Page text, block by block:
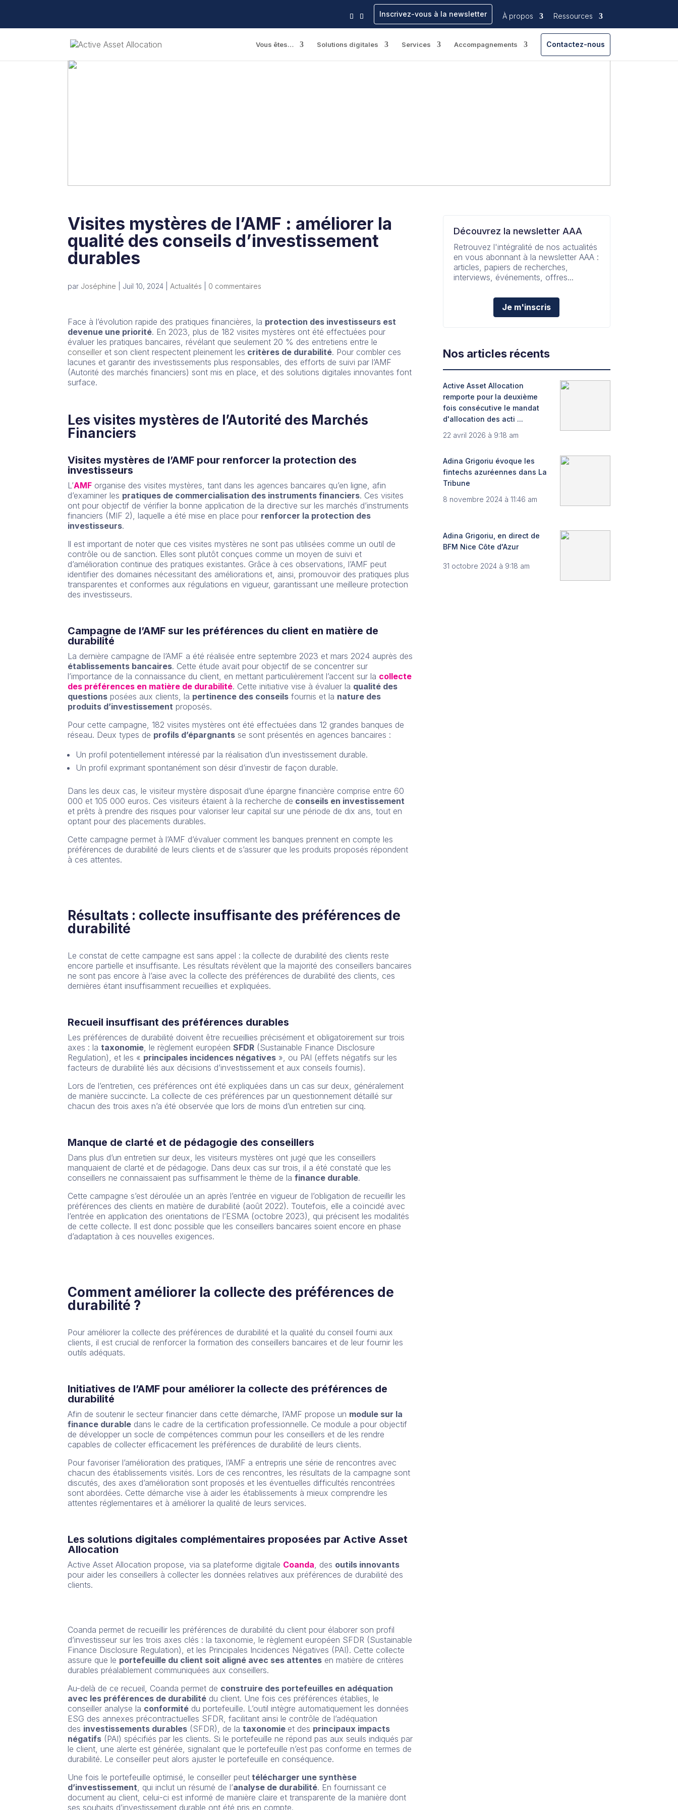
Inscrivez-vous à la newsletter À propos Ressources
Vous êtes… Solutions digitales Services Accompagnements Contactez-nous
Visites mystères de l’AMF : améliorer la
qualité des conseils d’investissement
durables
par Joséphine Juil 10, 2024 Actualités 0 commentaires
Face à l’évolution rapide des pratiques financières, la protection des investisseurs est
devenue une priorité. En 2023, plus de 182 visites mystères ont été effectuées pour
évaluer les pratiques bancaires, révélant que seulement 20 % des entretiens entre le
conseiller et son client respectent pleinement les critères de durabilité. Pour combler ces
lacunes et garantir des investissements plus responsables, des efforts de suivi par l’AMF
(Autorité des marchés financiers) sont mis en place, et des solutions digitales innovantes font
surface.
Les visites mystères de l’Autorité des Marchés
Financiers
Visites mystères de l’AMF pour renforcer la protection des
investisseurs
L’AMF organise des visites mystères, tant dans les agences bancaires qu’en ligne, afin
d’examiner les pratiques de commercialisation des instruments financiers. Ces visites
ont pour objectif de vérifier la bonne application de la directive sur les marchés d’instruments
financiers (MIF 2), laquelle a été mise en place pour renforcer la protection des
investisseurs.
Il est important de noter que ces visites mystères ne sont pas utilisées comme un outil de
contrôle ou de sanction. Elles sont plutôt conçues comme un moyen de suivi et
d’amélioration continue des pratiques existantes. Grâce à ces observations, l’AMF peut
identifier des domaines nécessitant des améliorations et, ainsi, promouvoir des pratiques plus
transparentes et conformes aux régulations en vigueur, garantissant une meilleure protection
des investisseurs.
Campagne de l’AMF sur les préférences du client en matière de
durabilité
La dernière campagne de l’AMF a été réalisée entre septembre 2023 et mars 2024 auprès des
établissements bancaires. Cette étude avait pour objectif de se concentrer sur
l’importance de la connaissance du client, en mettant particulièrement l’accent sur la collecte
des préférences en matière de durabilité. Cette initiative vise à évaluer la qualité des
questions posées aux clients, la pertinence des conseils fournis et la nature des
produits d’investissement proposés.
Pour cette campagne, 182 visites mystères ont été effectuées dans 12 grandes banques de
réseau. Deux types de profils d’épargnants se sont présentés en agences bancaires :
Un profil potentiellement intéressé par la réalisation d’un investissement durable.
Un profil exprimant spontanément son désir d’investir de façon durable.
Dans les deux cas, le visiteur mystère disposait d’une épargne financière comprise entre 60
000 et 105 000 euros. Ces visiteurs étaient à la recherche de conseils en investissement
et prêts à prendre des risques pour valoriser leur capital sur une période de dix ans, tout en
optant pour des placements durables.
Cette campagne permet à l’AMF d’évaluer comment les banques prennent en compte les
préférences de durabilité de leurs clients et de s’assurer que les produits proposés répondent
à ces attentes.
Résultats : collecte insuffisante des préférences de
durabilité
Le constat de cette campagne est sans appel : la collecte de durabilité des clients reste
encore partielle et insuffisante. Les résultats révèlent que la majorité des conseillers bancaires
ne sont pas encore à l’aise avec la collecte des préférences de durabilité des clients, ces
dernières étant insuffisamment recueillies et expliquées.
Recueil insuffisant des préférences durables
Les préférences de durabilité doivent être recueillies précisément et obligatoirement sur trois
axes : lataxonomie, le règlement européenSFDR (Sustainable Finance Disclosure
Regulation), et les « principales incidences négatives », ou PAI (effets négatifs sur les
facteurs de durabilité liés aux décisions d’investissement et aux conseils fournis).
Lors de l’entretien, ces préférences ont été expliquées dans un cas sur deux, généralement
de manière succincte. La collecte de ces préférences par un questionnement détaillé sur
chacun des trois axes n’a été observée que lors de moins d’un entretien sur cinq.
Manque de clarté et de pédagogie des conseillers
Dans plus d’un entretien sur deux, les visiteurs mystères ont jugé que les conseillers
manquaient de clarté et de pédagogie. Dans deux cas sur trois, il a été constaté que les
conseillers ne connaissaient pas suffisamment le thème de lafinance durable.
Cette campagne s’est déroulée un an après l’entrée en vigueur de l’obligation de recueillir les
préférences des clients en matière de durabilité (août 2022). Toutefois, elle a coïncidé avec
l’entrée en application des orientations de l’ESMA (octobre 2023), qui précisent les modalités
de cette collecte. Il est donc possible que les conseillers bancaires soient encore en phase
d’adaptation à ces nouvelles exigences.
Comment améliorer la collecte des préférences de
durabilité ?
Pour améliorer la collecte des préférences de durabilité et la qualité du conseil fourni aux
clients, il est crucial de renforcer la formation des conseillers bancaires et de leur fournir les
outils adéquats.
Initiatives de l’AMF pour améliorer la collecte des préférences de
durabilité
Afin de soutenir le secteur financier dans cette démarche, l’AMF propose un module sur la
finance durable dans le cadre de la certification professionnelle. Ce module a pour objectif
de développer un socle de compétences commun pour les conseillers et de les rendre
capables de collecter efficacement les préférences de durabilité de leurs clients.
Pour favoriser l’amélioration des pratiques, l’AMF a entrepris une série de rencontres avec
chacun des établissements visités. Lors de ces rencontres, les résultats de la campagne sont
discutés, des axes d’amélioration sont proposés et les éventuelles difficultés rencontrées
sont abordées. Cette démarche vise à aider les établissements à mieux comprendre les
attentes réglementaires et à améliorer la qualité de leurs services.
Les solutions digitales complémentaires proposées par Active Asset
Allocation
Active Asset Allocation propose, via sa plateforme digitale Coanda, des outils innovants
pour aider les conseillers à collecter les données relatives aux préférences de durabilité des
clients.
Coanda permet de recueillir les préférences de durabilité du client pour élaborer son profil
d’investisseur sur les trois axes clés : la taxonomie, le règlement européen SFDR (Sustainable
Finance Disclosure Regulation), et les Principales Incidences Négatives (PAI). Cette collecte
assure que le portefeuille du client soit aligné avec ses attentes en matière de critères
durables préalablement communiquées aux conseillers.
Au-delà de ce recueil, Coanda permet de construire des portefeuilles en adéquation
avec les préférences de durabilité du client. Une fois ces préférences établies, le
conseiller analyse la conformité du portefeuille. L’outil intègre automatiquement les données
ESG des annexes précontractuelles SFDR, facilitant ainsi le contrôle de l’adéquation
des investissements durables (SFDR), de lataxonomie et des principaux impacts
négatifs (PAI) spécifiés par les clients. Si le portefeuille ne répond pas aux seuils indiqués par
le client, une alerte est générée, signalant que le portefeuille n’est pas conforme en termes de
durabilité. Le conseiller peut alors ajuster le portefeuille en conséquence.
Une fois le portefeuille optimisé, le conseiller peut télécharger une synthèse
d’investissement, qui inclut un résumé de l’analyse de durabilité. En fournissant ce
document au client, celui-ci est informé de manière claire et transparente de la manière dont
ses souhaits d’investissement durable ont été pris en compte.
Découvrez la newsletter AAA
Retrouvez l'intégralité de nos actualités
en vous abonnant à la newsletter AAA :
articles, papiers de recherches,
interviews, événements, offres...
Je m'inscris
Nos articles récents
Active Asset Allocation
remporte pour la deuxième
fois consécutive le mandat
d'allocation des acti ...
22 avril 2026 à 9:18 am
Adina Grigoriu évoque les
fintechs azuréennes dans La
Tribune
8 novembre 2024 à 11:46 am
Adina Grigoriu, en direct de
BFM Nice Côte d'Azur
31 octobre 2024 à 9:18 am